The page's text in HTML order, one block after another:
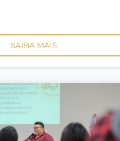
SAIBA MAIS